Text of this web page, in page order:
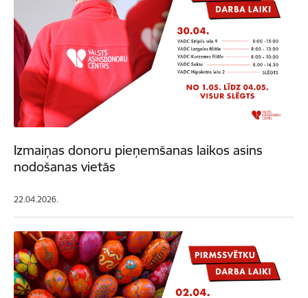
Izmaiņas donoru pieņemšanas laikos asins
nodošanas vietās
22.04.2026.